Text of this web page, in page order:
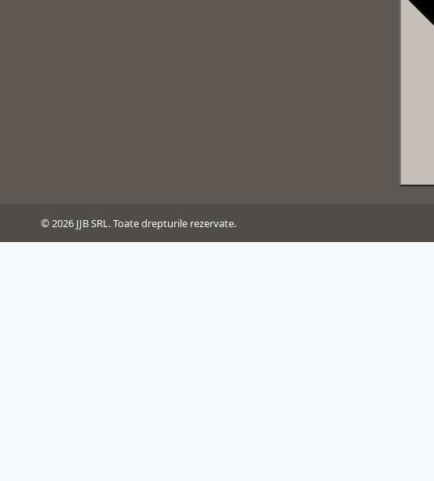
© 2026 JJB SRL. Toate drepturile rezervate.